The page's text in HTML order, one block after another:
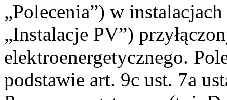
„Polecenia”) w
„Instalacje PV”)
elektroenergetycznego.
podstawie art. 9c ust. 7a